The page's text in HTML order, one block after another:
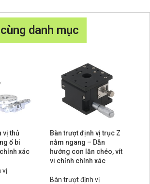
danh mục
vị thủ
ổ bi
xác
vị
Bàn trượt định vị trục Z
nằm ngang – Dẫn
hướng con lăn chéo, vít
vi chỉnh chính xác
Bàn trượt định vị